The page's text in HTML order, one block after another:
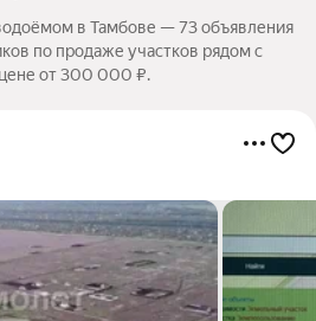
в Тамбове — 73 объявления
по продаже участков рядом с
от 300 000 ₽.